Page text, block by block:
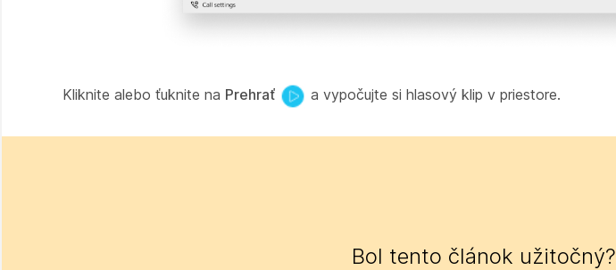
Kliknite alebo ťuknite na Prehrať a vypočujte si hlasový klip v priestore.
Bol tento článok užitočný?